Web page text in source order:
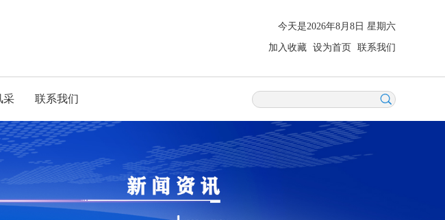
今天是2026年8月8日 星期六
加入收藏 设为首页 联系我们
采 联系我们